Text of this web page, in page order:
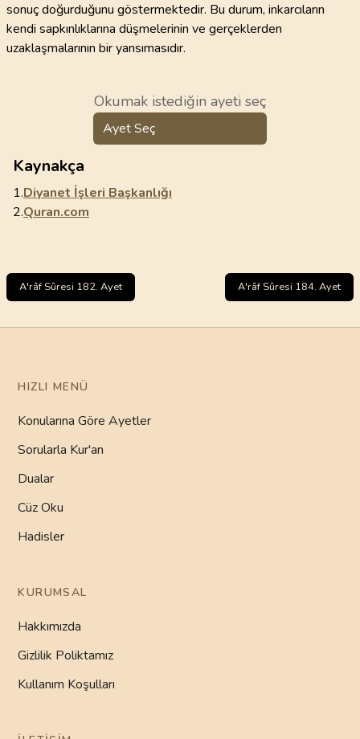
sonuç doğurduğunu göstermektedir. Bu durum, inkarcıların
kendi sapkınlıklarına düşmelerinin ve gerçeklerden
uzaklaşmalarının bir yansımasıdır.
Okumak istediğin ayeti seç
Ayet Seç
Kaynakça
1.Diyanet İşleri Başkanlığı
2.Quran.com
A'râf Sûresi 182. Ayet A'râf Sûresi 184. Ayet
HIZLI MENÜ
Konularına Göre Ayetler
Sorularla Kur'an
Dualar
Cüz Oku
Hadisler
KURUMSAL
Hakkımızda
Gizlilik Poliktamız
Kullanım Koşulları